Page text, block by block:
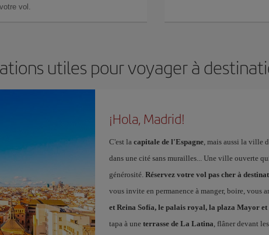
vol.
utiles pour voyager à
¡Hola, Madrid!
C'est la capitale de l'Espagne, mais aussi la ville
dans une cité sans murailles... Une ville ouverte
générosité. Réservez votre vol pas cher à
vous invite en permanence à manger, boire, vous
et Reina Sofía, le palais royal, la plaza Mayor
tapa à une terrasse de La Latina, flâner devant